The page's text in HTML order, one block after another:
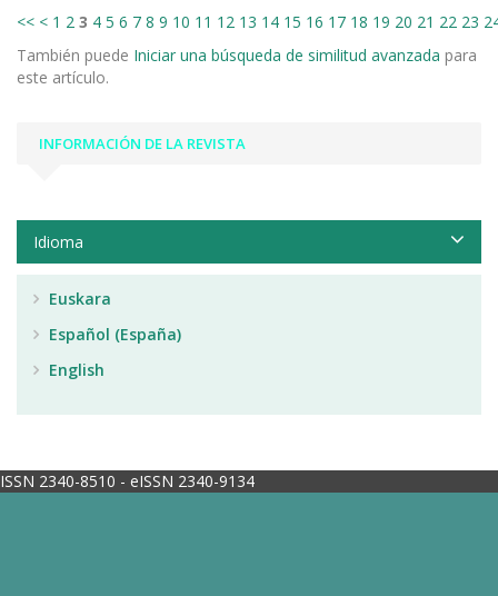
<< < 1 2 3 4 5 6 7 8 9 10 11 12 13 14 15 16 17 18 19 20 21 22 23
También puede Iniciar una búsqueda de similitud avanzada para
este artículo.
INFORMACIÓN DE LA REVISTA
Idioma
Euskara
Español (España)
English
ISSN 2340-8510 - eISSN 2340-9134